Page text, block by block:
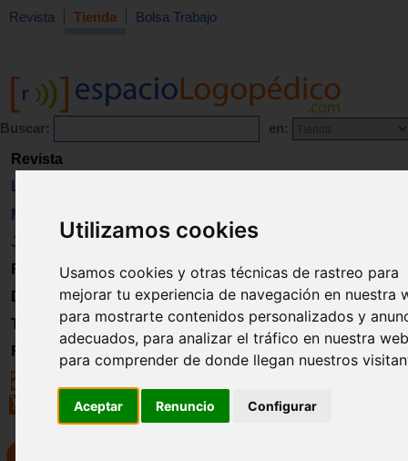
Utilizamos cookies
Usamos cookies y otras técnicas de rastreo para
mejorar tu experiencia de navegación en nuestra
para mostrarte contenidos personalizados y
adecuados, para analizar el tráfico en nuestra
para comprender de donde llegan nuestros
Aceptar Renuncio Configurar
Revista Tienda Bolsa Trabajo
Buscar: en:
Revista
Libros
Material
Juguetes
Formación
Directorio
Trabajo
Registro